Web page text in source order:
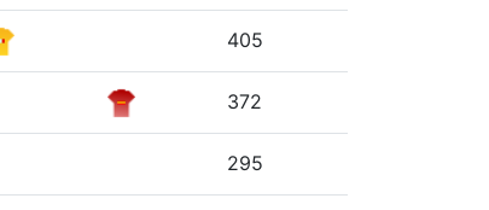
405
372
295